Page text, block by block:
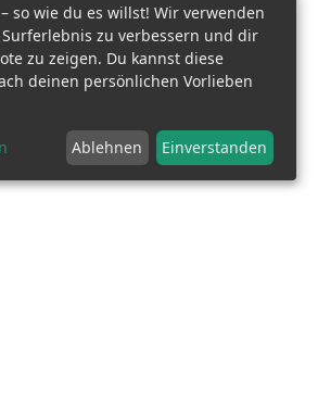
so wie du es willst! Wir verwenden
Surferlebnis zu verbessern und dir
zu zeigen. Du kannst diese
deinen persönlichen Vorlieben
Ablehnen Einverstanden